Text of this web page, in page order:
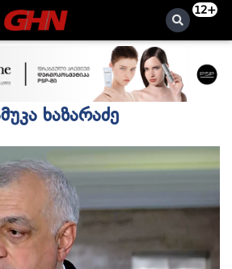
12+
ხაზარაძე